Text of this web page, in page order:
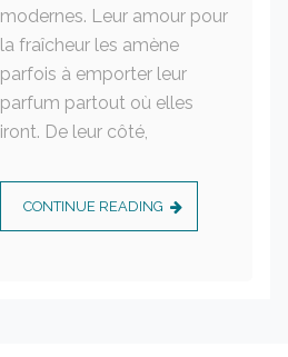
modernes. Leur amour pour
la fraîcheur les amène
parfois à emporter leur
parfum partout où elles
iront. De leur côté,
CONTINUE READING